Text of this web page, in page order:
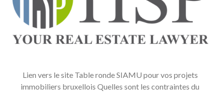
Lien vers le site Table ronde SIAMU pour vos projets
immobiliers bruxellois Quelles sont les contraintes du